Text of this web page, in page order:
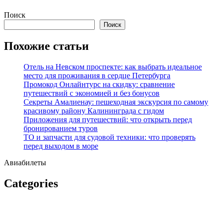
Перейти
содержимому
Поиск
Поиск
Похожие статьи
Отель на Невском проспекте: как выбрать идеальное
место для проживания в сердце Петербурга
Промокод Онлайнтурс на скидку: сравнение
путешествий с экономией и без бонусов
Секреты Амалиенау: пешеходная экскурсия по самому
красивому району Калининграда с гидом
Приложения для путешествий: что открыть перед
бронированием туров
ТО и запчасти для судовой техники: что проверять
перед выходом в море
Авиабилеты
Categories